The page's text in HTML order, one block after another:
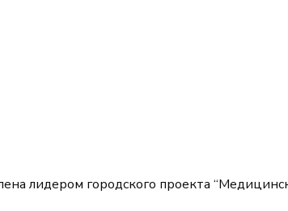
лидером городского проекта